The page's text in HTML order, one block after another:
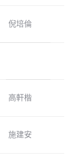
倪培倫
高軒楷
施建安